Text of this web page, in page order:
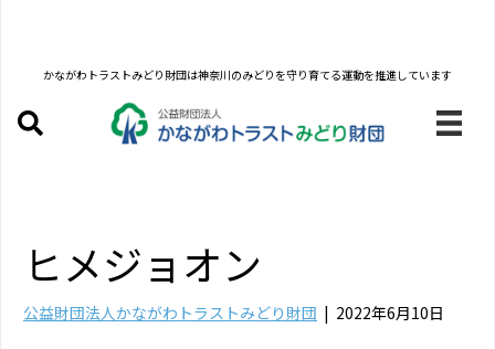
かながわトラストみどり財団は神奈川のみどりを守り育てる運動を推進しています
ヒメジョオン
公益財団法人かながわトラストみどり財団 | 2022年6月10日